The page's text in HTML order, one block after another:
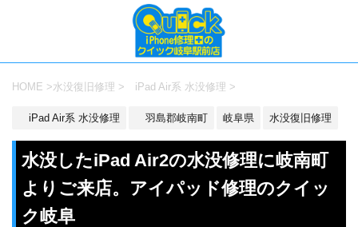
HOME >水没復旧修理 > iPad Air系 水没修理 >
iPad Air系 水没修理 羽島郡岐南町 岐阜県 水没復旧修理
水没したiPad Air2の水没修理に岐南町
よりご来店。アイパッド修理のクイッ
ク岐阜